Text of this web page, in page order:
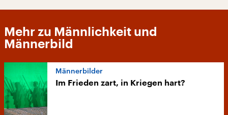
Mehr zu Männlichkeit und
Männerbild
Männerbilder
Im Frieden zart, in Kriegen hart?